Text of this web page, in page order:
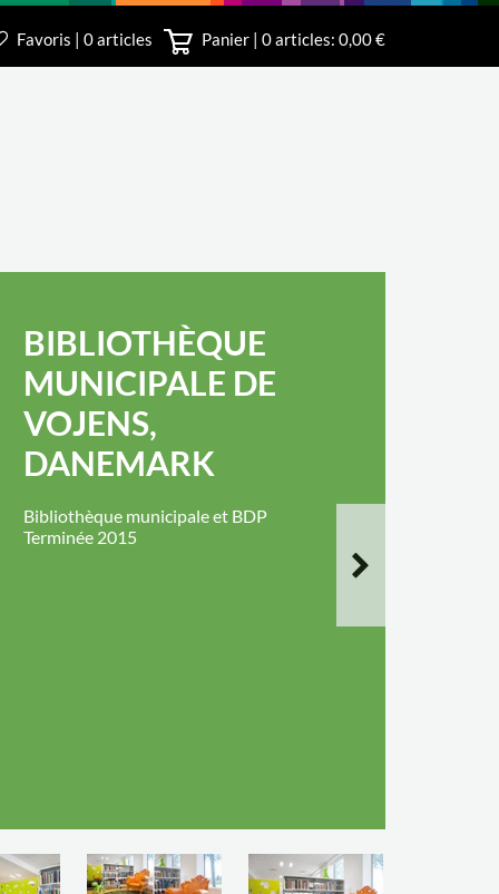
Favoris | 0 articles Panier | 0articles: 0,00 €
BIBLIOTHÈQUE
MUNICIPALE DE
VOJENS,
DANEMARK
Bibliothèque municipale et BDP
Terminée 2015